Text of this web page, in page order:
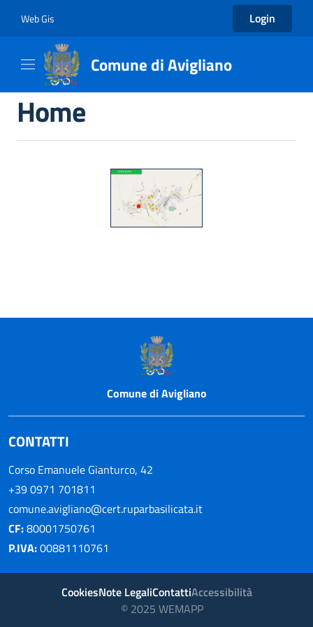
Web Gis Login
Comune di Avigliano
Home
Informazioni di footer WebGis
Comune di Avigliano
CONTATTI
Corso Emanuele Gianturco, 42
+39 0971 701811
comune.avigliano@cert.ruparbasilicata.it
CF:80001750761
P.IVA:00881110761
CookiesNote LegaliContattiAccessibilità
© 2025 WEMAPP